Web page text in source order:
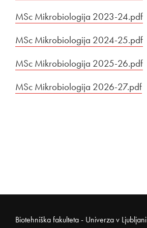
Povezava na dokument
MSc Mikrobiologija 2023-24.pdf
Povezava na dokument
MSc Mikrobiologija 2024-25.pdf
Povezava na dokument
MSc Mikrobiologija 2025-26.pdf
Povezava na dokument
MSc Mikrobiologija 2026-27.pdf
Noga strani
Biotehniška fakulteta - Univerza v Ljubljani